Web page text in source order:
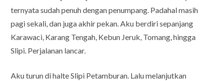
ternyata sudah penuh dengan penumpang. Padahal masih
pagi sekali, dan juga akhir pekan. Aku berdiri sepanjang
Karawaci, Karang Tengah, Kebun Jeruk, Tomang, hingga
Slipi. Perjalanan lancar.
Aku turun di halte Slipi Petamburan. Lalu melanjutkan